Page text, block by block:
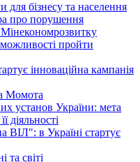
бізнесу та населення
про порушення
можливості пройти
інноваційна кампанія
Момота
установ України: мета
діяльності
ВІЛ": в Україні стартує
та світі